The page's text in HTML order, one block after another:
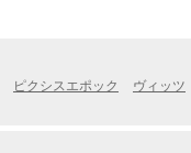
ピクシスエポック ヴィッツ